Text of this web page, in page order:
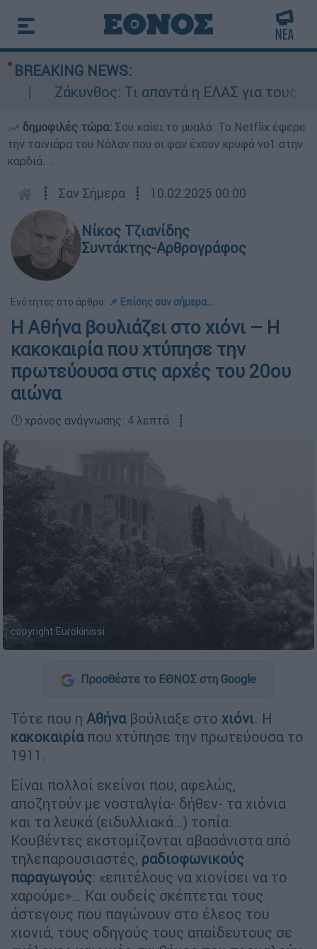
BREAKING NEWS:
Ζάκυνθος: Τι απαντά η ΕΛΑΣ για τους 8
δημοφιλές τώρα: Σου καίει το μυαλό: Το Netflix έφερε
την ταινιάρα του Νόλαν που οι φαν έχουν κρυφό νο1 στην
καρδιά...
┋ Σαν Σήμερα ┋ 10.02.2025 00:00
Νίκος Τζιανίδης
Συντάκτης-Αρθρογράφος
Ενότητες στο άρθρο: 📌 Επίσης σαν σήμερα...
Η Αθήνα βουλιάζει στο χιόνι – Η
κακοκαιρία που χτύπησε την
πρωτεύουσα στις αρχές του 20ου
αιώνα
🕛 χρόνος ανάγνωσης: 4 λεπτά ┋
copyright Eurokinissi
Προσθέστε το ΕΘΝΟΣ στη Google
Τότε που η Αθήναβούλιαξε στο χιόνι. Η
κακοκαιρίαπου χτύπησε την πρωτεύουσα το
1911.
Είναι πολλοί εκείνοι που, αφελώς,
αποζητούν με νοσταλγία- δήθεν- τα χιόνια
και τα λευκά (ειδυλλιακά…) τοπία.
Κουβέντες εκστομίζονται αβασάνιστα από
τηλεπαρουσιαστές, ραδιοφωνικούς
παραγωγούς: «επιτέλους να χιονίσει να το
χαρούμε»… Και ουδείς σκέπτεται τους
άστεγους που παγώνουν στο έλεος του
χιονιά, τους οδηγούς τους απαίδευτους σε